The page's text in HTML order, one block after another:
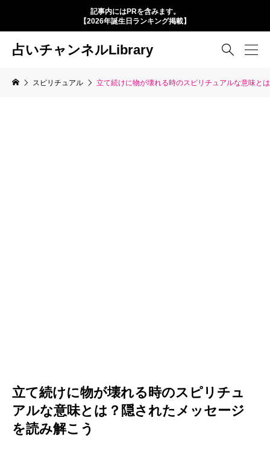
記事内にはPRを含みます。
【2026年誕生日ランキング掲載】
占いチャンネルLibrary 
スピリチュアル 立て続けに物が壊れる時のスピリチュアルな意味と
立て続けに物が壊れる時のスピリチュ
アルな意味とは？隠されたメッセージ
を読み解こう